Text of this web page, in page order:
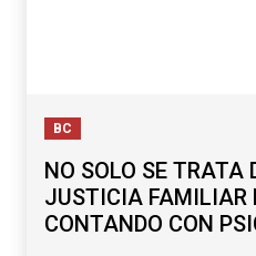
BC
NO SOLO SE TRATA
JUSTICIA FAMILIAR
CONTANDO CON